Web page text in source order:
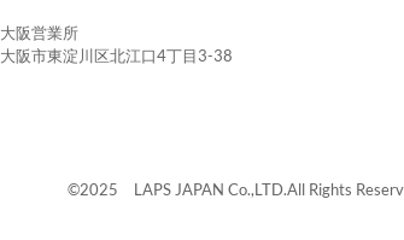
大阪営業所
大阪市東淀川区北江口4丁目3-38
©2025 LAPS JAPAN Co.,LTD.All Rights